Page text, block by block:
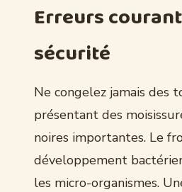
Erreurs
sécurité
Ne congelez jamais des
présentant des
noires importantes. Le
développement
les micro-organismes.